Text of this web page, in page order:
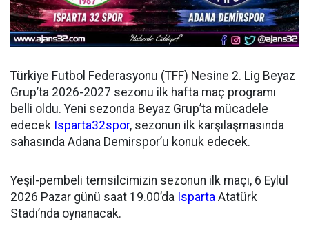
Türkiye Futbol Federasyonu (TFF) Nesine 2. Lig Beyaz
Grup’ta 2026-2027 sezonu ilk hafta maç programı
belli oldu. Yeni sezonda Beyaz Grup’ta mücadele
edecek Isparta32spor, sezonun ilk karşılaşmasında
sahasında Adana Demirspor’u konuk edecek.
Yeşil-pembeli temsilcimizin sezonun ilk maçı, 6 Eylül
2026 Pazar günü saat 19.00’da Isparta Atatürk
Stadı’nda oynanacak.